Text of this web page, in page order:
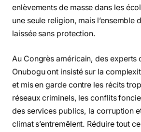
enlèvements de masse dans les
une seule religion, mais l’ensemble
laissée sans protection.
Au Congrès américain, des experts
Onubogu ont insisté sur la
et mis en garde contre les récits
réseaux criminels, les conflits
des services publics, la corruption
climat s’entremêlent. Réduire tout